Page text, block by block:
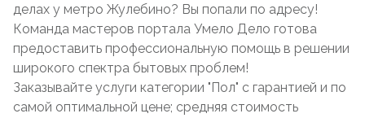
делах у метро Жулебино? Вы попали по адресу!
Команда мастеров портала Умело Дело готова
предоставить профессиональную помощь в решении
широкого спектра бытовых проблем!
Заказывайте услуги категории "Пол" с гарантией и по
самой оптимальной цене; средняя стоимость